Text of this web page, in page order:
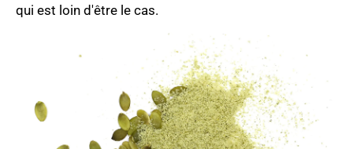
qui est loin d'être le cas.